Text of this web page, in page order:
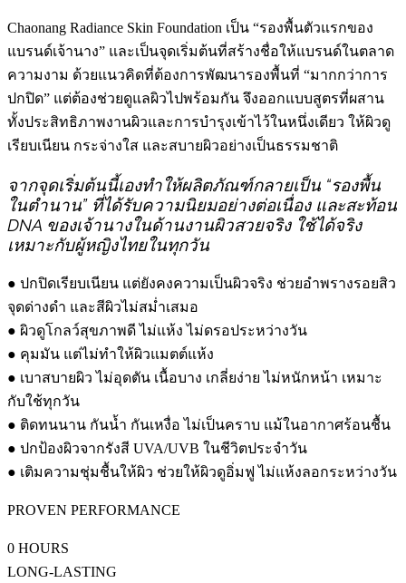
Chaonang Radiance Skin Foundation เป็น “รองพื้นตัวแรกของ
แบรนด์เจ้านาง” และเป็นจุดเริ่มต้นที่สร้างชื่อให้แบรนด์ในตลาด
ความงาม ด้วยแนวคิดที่ต้องการพัฒนารองพื้นที่ “มากกว่าการ
ปกปิด” แต่ต้องช่วยดูแลผิวไปพร้อมกัน จึงออกแบบสูตรที่ผสาน
ทั้งประสิทธิภาพงานผิวและการบำรุงเข้าไว้ในหนึ่งเดียว ให้ผิวดู
เรียบเนียน กระจ่างใส และสบายผิวอย่างเป็นธรรมชาติ
จากจุดเริ่มต้นนี้เองทำให้ผลิตภัณฑ์กลายเป็น “รองพื้น
ในตำนาน” ที่ได้รับความนิยมอย่างต่อเนื่อง และสะท้อน
DNA ของเจ้านางในด้านงานผิวสวยจริง ใช้ได้จริง
เหมาะกับผู้หญิงไทยในทุกวัน
● ปกปิดเรียบเนียน แต่ยังคงความเป็นผิวจริง ช่วยอำพรางรอยสิว
จุดด่างดำ และสีผิวไม่สม่ำเสมอ
● ผิวดูโกลว์สุขภาพดี ไม่แห้ง ไม่ดรอประหว่างวัน
● คุมมัน แต่ไม่ทำให้ผิวแมตต์แห้ง
● เบาสบายผิว ไม่อุดตัน เนื้อบาง เกลี่ยง่าย ไม่หนักหน้า เหมาะ
กับใช้ทุกวัน
● ติดทนนาน กันน้ำ กันเหงื่อ ไม่เป็นคราบ แม้ในอากาศร้อนชื้น
● ปกป้องผิวจากรังสี UVA/UVB ในชีวิตประจำวัน
● เติมความชุ่มชื้นให้ผิว ช่วยให้ผิวดูอิ่มฟู ไม่แห้งลอกระหว่างวัน
PROVEN PERFORMANCE
0 HOURS
LONG-LASTING